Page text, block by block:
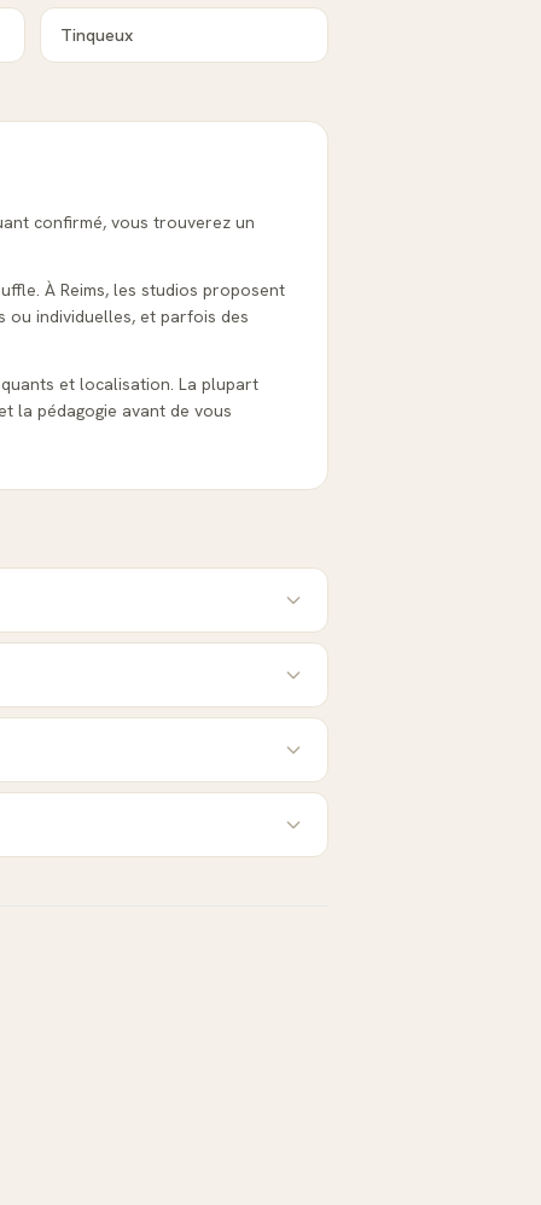
Tinqueux
confirmé, vous trouverez un
À Reims, les studios proposent
ou individuelles, et parfois des
et localisation. La plupart
la pédagogie avant de vous